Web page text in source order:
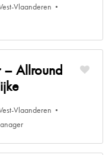
Vlaanderen
– Allround
Vlaanderen